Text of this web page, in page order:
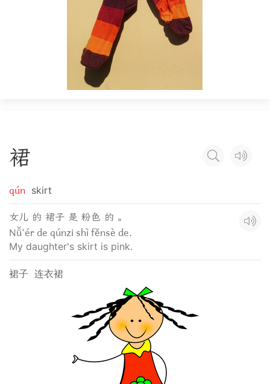
裙
qún skirt
女儿 的 裙子 是 粉色 的 。
Nǚ'ér de qúnzi shì fěnsè de.
My daughter's skirt is pink.
裙子 连衣裙